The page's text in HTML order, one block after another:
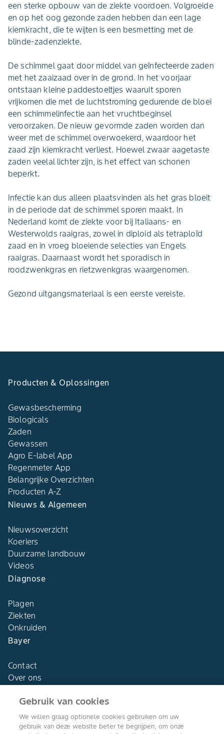
een sterke opbouw van de ziekte voordoen. Volgroeide
en op het oog gezonde zaden hebben dan een lage
kiemkracht, die te wijten is een besmetting met de
blinde-zadenziekte.
De schimmel gaat door middel van geïnfecteerde zaden
met het zaaizaad over in de grond. In het voorjaar
ontstaan kleine paddestoeltjes waaruit sporen
vrijkomen die met de luchtstroming gedurende de bloei
een schimmelinfectie aan het vruchtbeginsel
veroorzaken. De nieuw gevormde zaden worden dan
weer met de schimmel overwoekerd, waardoor het
zaad zijn kiemkracht verliest. Hoewel zwaar aagetaste
zaden veelal lichter zijn, is het effect van schonen
beperkt.
Infectie kan dus alleen plaatsvinden als het gras bloeit
in de periode dat de schimmel sporen maakt. In
Nederland komt de ziekte voor bij Italiaans- en
Westerwolds raaigras, zowel in diploid als tetraploïd
zaad en in vroeg bloeiende selecties van Engels
raaigras. Daarnaast wordt het sporadisch in
roodzwenkgras en rietzwenkgras waargenomen.
Gezond uitgangsmateriaal is een eerste vereiste.
Producten & Oplossingen
Gewasbescherming
Biologicals
Zaden
Gewassen
Agro E-label App
Regenmeter App
Belangrijke Overzichten
Producten A-Z
Nieuws & Algemeen
Nieuwsoverzicht
Koeriers
Duurzame landbouw
Videos
Diagnose
Plagen
Ziekten
Onkruiden
Bayer
Contact
Over ons
Agro Bayer
Gebruik van cookies
We willen graag optionele cookies gebruiken om uw
gebruik van deze website beter te begrijpen, om onze